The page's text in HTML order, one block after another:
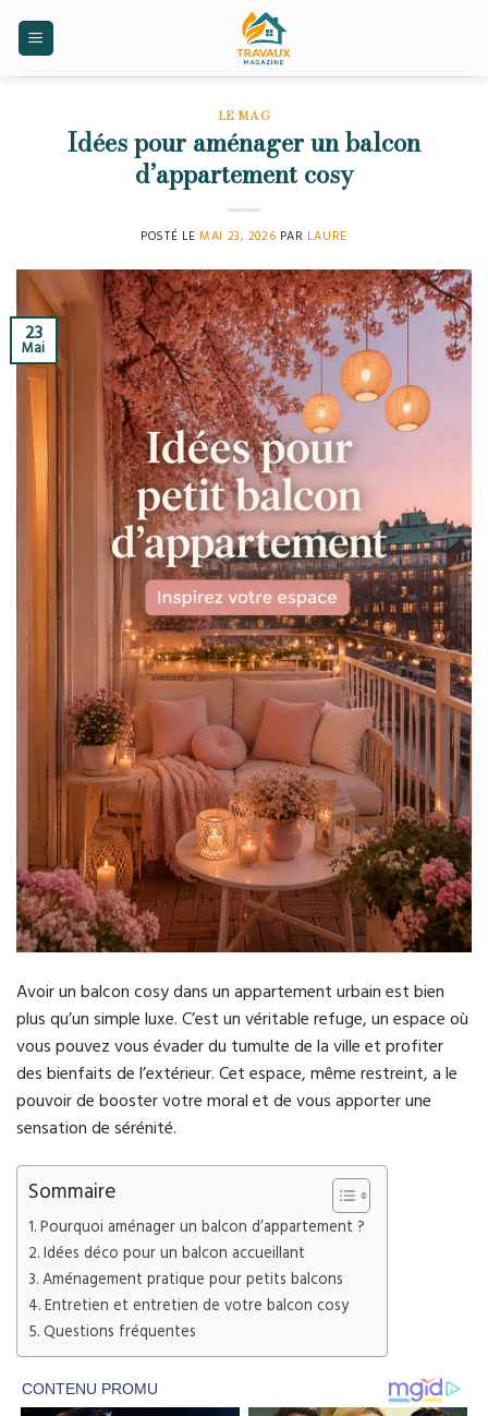
LE MAG
Idées pour aménager un balcon
d’appartement cosy
POSTÉ LEMAI 23, 2026 PAR LAURE
23
Mai
Avoir un balcon cosy dans un appartement urbain est bien
plus qu’un simple luxe. C’est un véritable refuge, un espace où
vous pouvez vous évader du tumulte de la ville et profiter
des bienfaits de l’extérieur. Cet espace, même restreint, a le
pouvoir de booster votre moral et de vous apporter une
sensation de sérénité.
Sommaire
Pourquoi aménager un balcon d’appartement ?
Idées déco pour un balcon accueillant
Aménagement pratique pour petits balcons
Entretien et entretien de votre balcon cosy
Questions fréquentes